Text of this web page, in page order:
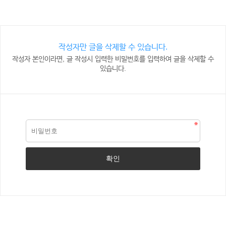
작성자만 글을 삭제할 수 있습니다.
작성자 본인이라면, 글 작성시 입력한 비밀번호를 입력하여 글을 삭제할 수
있습니다.